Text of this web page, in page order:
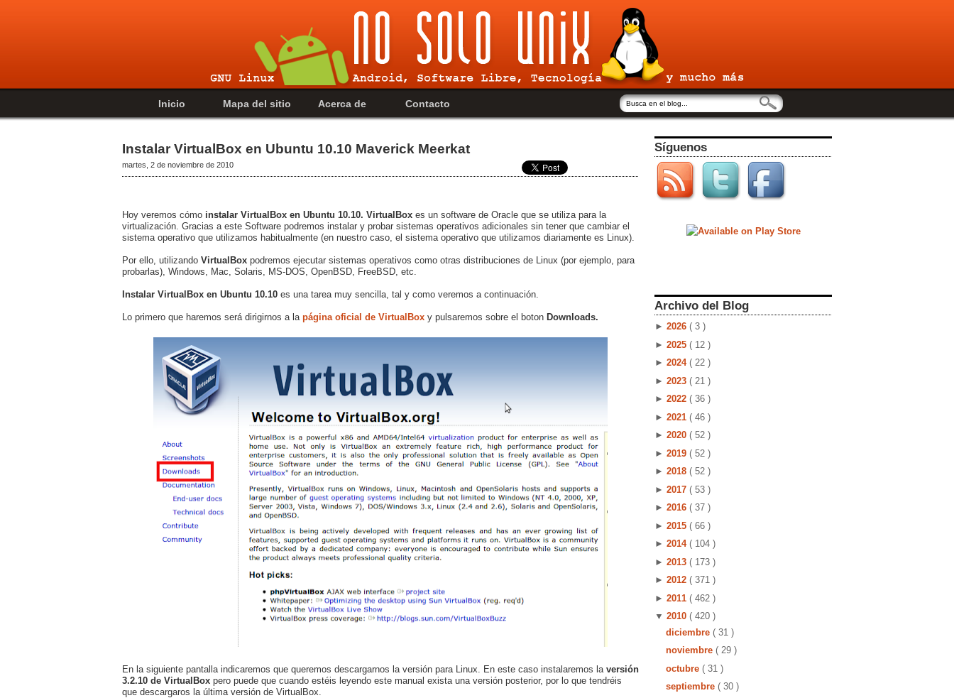
Inicio Mapa del sitio Acerca de Contacto
Instalar VirtualBox en Ubuntu 10.10 Maverick Meerkat
martes, 2 de noviembre de 2010
Hoy veremos cómo instalar VirtualBox en Ubuntu 10.10. VirtualBox es un software de Oracle que se utiliza para la
virtualización. Gracias a este Software podremos instalar y probar sistemas operativos adicionales sin tener que cambiar el
sistema operativo que utilizamos habitualmente (en nuestro caso, el sistema operativo que utilizamos diariamente es Linux).
Por ello, utilizando VirtualBox podremos ejecutar sistemas operativos como otras distribuciones de Linux (por ejemplo, para
probarlas), Windows, Mac, Solaris, MS-DOS, OpenBSD, FreeBSD, etc.
Instalar VirtualBox en Ubuntu 10.10 es una tarea muy sencilla, tal y como veremos a continuación.
Lo primero que haremos será dirigirnos a la página oficial de VirtualBox y pulsaremos sobre el boton Downloads.
En la siguiente pantalla indicaremos que queremos descargarnos la versión para Linux. En este caso instalaremos la versión
3.2.10 de VirtualBox pero puede que cuando estéis leyendo este manual exista una versión posterior, por lo que tendréis
que descargaros la última versión de VirtualBox.
Síguenos
Archivo del Blog
► 2026 ( 3 )
► 2025 ( 12 )
► 2024 ( 22 )
► 2023 ( 21 )
► 2022 ( 36 )
► 2021 ( 46 )
► 2020 ( 52 )
► 2019 ( 52 )
► 2018 ( 52 )
► 2017 ( 53 )
► 2016 ( 37 )
► 2015 ( 66 )
► 2014 ( 104 )
► 2013 ( 173 )
► 2012 ( 371 )
► 2011 ( 462 )
▼ 2010 ( 420 )
diciembre ( 31 )
noviembre ( 29 )
octubre ( 31 )
septiembre ( 30 )